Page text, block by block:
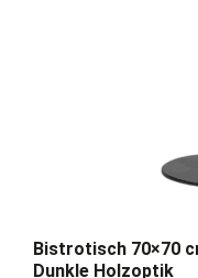
Bistrotisch 70×70
Dunkle Holzoptik